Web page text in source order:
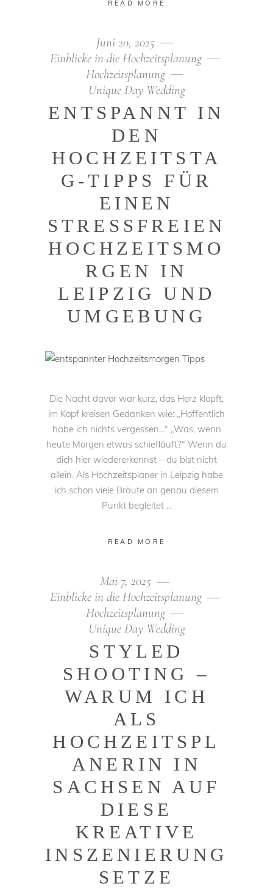
READ MORE
Juni 20, 2025
Einblicke in die Hochzeitsplanung
Hochzeitsplanung
Unique Day Wedding
ENTSPANNT IN
DEN
HOCHZEITSTA
G-TIPPS FÜR
EINEN
STRESSFREIEN
HOCHZEITSMO
RGEN IN
LEIPZIG UND
UMGEBUNG
Die Nacht davor war kurz, das Herz klopft,
im Kopf kreisen Gedanken wie: „Hoffentlich
habe ich nichts vergessen…“ „Was, wenn
heute Morgen etwas schiefläuft?“ Wenn du
dich hier wiedererkennst – du bist nicht
allein. Als Hochzeitsplaner in Leipzig habe
ich schon viele Bräute an genau diesem
Punkt begleitet
READ MORE
Mai 7, 2025
Einblicke in die Hochzeitsplanung
Hochzeitsplanung
Unique Day Wedding
STYLED
SHOOTING –
WARUM ICH
ALS
HOCHZEITSPL
ANERIN IN
SACHSEN AUF
DIESE
KREATIVE
INSZENIERUNG
SETZE